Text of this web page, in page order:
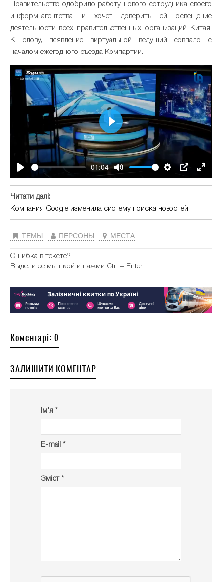
Правительство одобрило работу нового сотрудника своего
информ-агентства и хочет доверить ей освещение
деятельности всех правительственных организаций Китая.
К слову, появление виртуальной ведущий совпало с
началом ежегодного съезда Компартии.
Play
-01:04
Mute Settings
PIP Enter
Play
Читати далі:
Компания Google изменила систему поиска новостей
ТЕМЫ ПЕРСОНЫ МЕСТА
Ошибка в тексте?
Выдели ее мышкой и нажми Ctrl + Enter
Коментарі: 0
ЗАЛИШИТИ КОМЕНТАР
Ім’я *
E-mail *
Зміст *